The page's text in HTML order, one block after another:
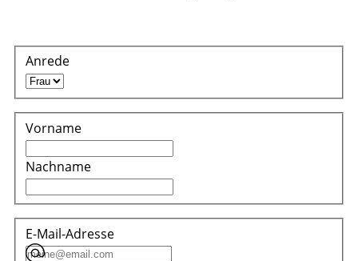
Anrede
Vorname
Nachname
E-Mail-Adresse